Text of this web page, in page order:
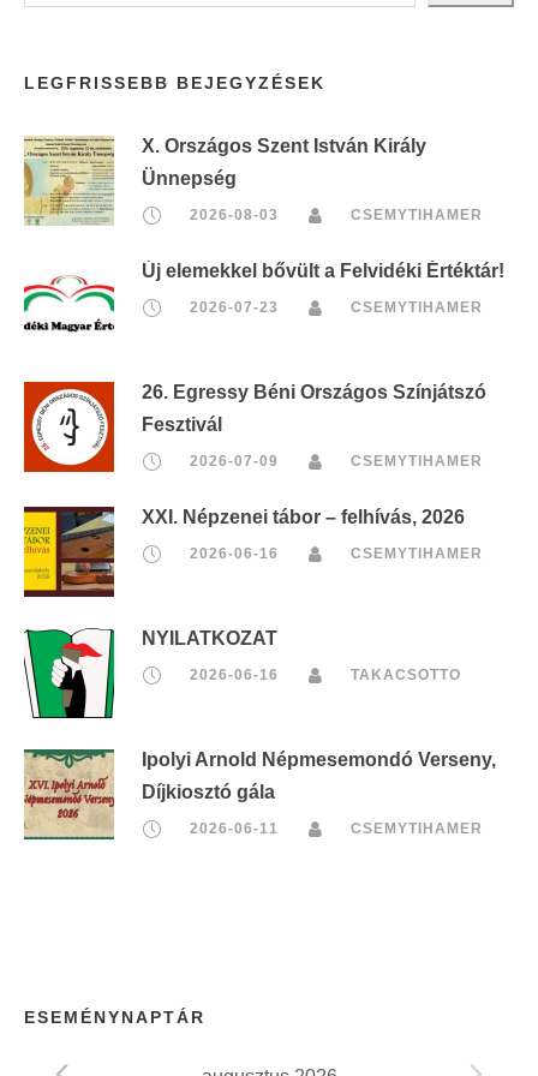
LEGFRISSEBB BEJEGYZÉSEK
X. Országos Szent István Király
Ünnepség
2026-08-03 CSEMYTIHAMER
Új elemekkel bővült a Felvidéki Értéktár!
2026-07-23 CSEMYTIHAMER
26. Egressy Béni Országos Színjátszó
Fesztivál
2026-07-09 CSEMYTIHAMER
XXI. Népzenei tábor – felhívás, 2026
2026-06-16 CSEMYTIHAMER
NYILATKOZAT
2026-06-16 TAKACSOTTO
Ipolyi Arnold Népmesemondó Verseny,
Díjkiosztó gála
2026-06-11 CSEMYTIHAMER
ESEMÉNYNAPTÁR